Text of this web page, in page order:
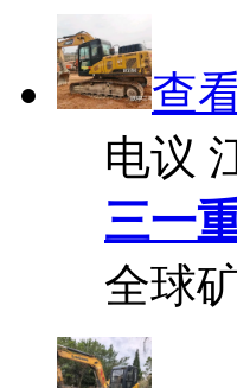
查
电议
三一
全球